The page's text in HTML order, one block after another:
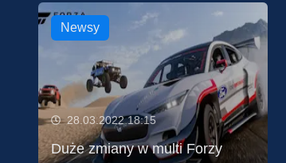
Newsy
28.03.2022 18:15
Duże zmiany w multi Forzy